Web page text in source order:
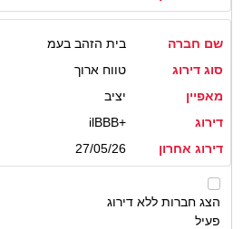
שם חברה
בית הזהב בעמ
סוג דירוג
טווח ארוך
מאפיין
יציב
דירוג
ilBBB+
דירוג אחרון
27/05/26
הצג חברות ללא דירוג
פעיל